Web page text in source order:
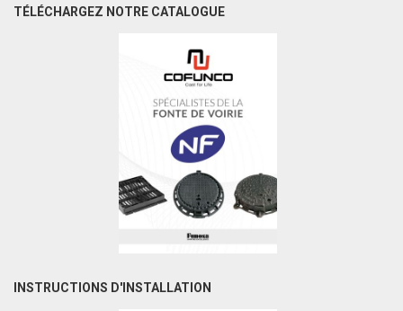
TÉLÉCHARGEZ NOTRE CATALOGUE
INSTRUCTIONS D'INSTALLATION